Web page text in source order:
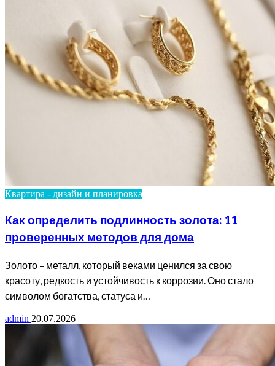
Квартира - дизайн и планировка
Как определить подлинность золота: 11
проверенных методов для дома
Золото – металл, который веками ценился за свою
красоту, редкость и устойчивость к коррозии. Оно стало
символом богатства, статуса и…
admin 20.07.2026